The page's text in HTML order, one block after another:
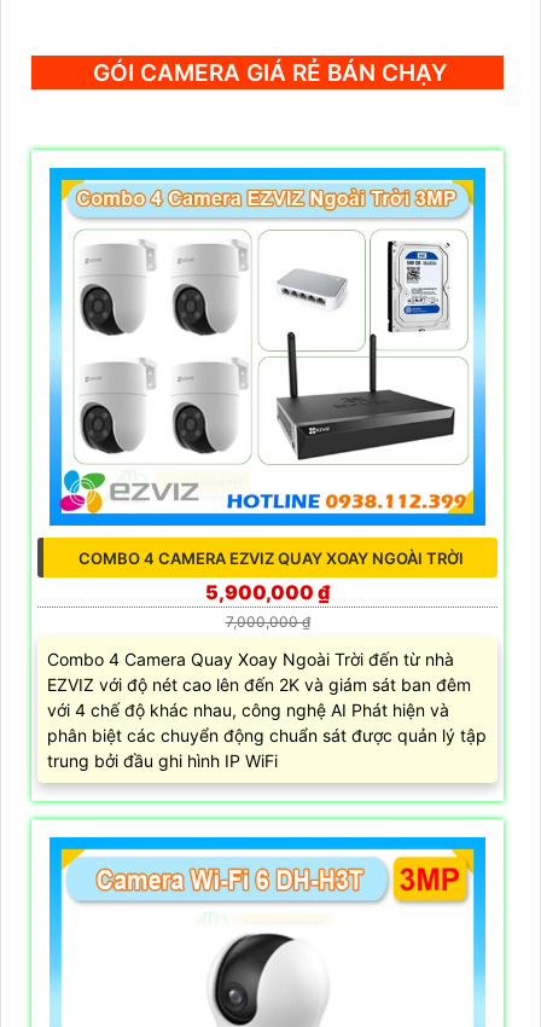
GÓI CAMERA GIÁ RẺ BÁN CHẠY
COMBO 4 CAMERA EZVIZ QUAY XOAY NGOÀI TRỜI
5,900,000 ₫
7,000,000 ₫
Combo 4 Camera Quay Xoay Ngoài Trời đến từ nhà
EZVIZ với độ nét cao lên đến 2K và giám sát ban đêm
với 4 chế độ khác nhau, công nghệ AI Phát hiện và
phân biệt các chuyển động chuẩn sát được quản lý tập
trung bởi đầu ghi hình IP WiFi